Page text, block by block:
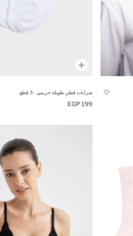
شرابات قطن طويلة حريمي - 3 قطع
199 EGP